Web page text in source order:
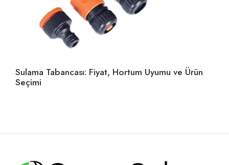
Sulama Tabancası: Fiyat, Hortum Uyumu ve Ürün
Seçimi